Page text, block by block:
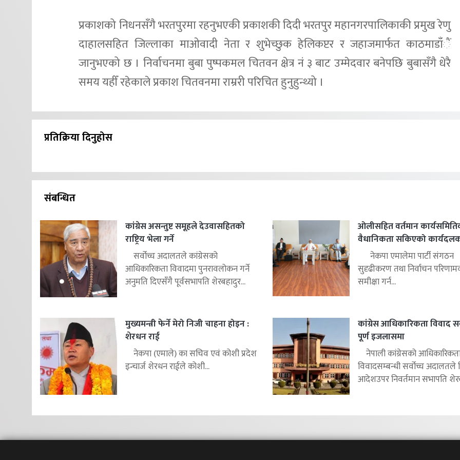
प्रकाशको निधनसँगै भरतपुरमा रहनुभएकी प्रकाशकी दिदी भरतपुर महानगरपालिकाकी प्रमुख रेणु
दाहालसहित जिल्लाका माओवादी नेता र शुभेच्छुक हेलिकप्टर र जहाजमार्फत काठमाडाँैं
जानुभएको छ । निर्वाचनमा बुबा पुष्पकमल चितवन क्षेत्र नं ३ बाट उम्मेदवार बनेपछि बुबासँगै धेरै
समय यहीँ रहेकाले प्रकाश चितवनमा राम्ररी परिचित हुनुहुन्थ्यो ।
प्रतिक्रिया दिनुहोस
संबन्धित
कांग्रेस असन्तुष्ट समूहले देउवासहितको
राष्ट्रिय भेला गर्ने
सर्वोच्च अदालतले कांग्रेसको
आधिकारिकता विवादमा पुनरावलोकन गर्ने
अनुमति दिएसँगै पूर्वसभापति शेरबहादुर...
ओलीसहित वर्तमान
वैधानिकता सकिएको
नेकपा एमालेमा पार्टी संगठन
सुदृढीकरण तथा निर्वाचन
समीक्षा गर्न...
मुख्यमन्त्री फेर्ने मेरो निजी चाहना होइन :
शेरधन राई
नेकपा (एमाले) का सचिव एवं कोशी प्रदेश
इन्चार्ज शेरधन राईले कोशी...
कांग्रेस आधिकारिकता विवाद
पूर्ण इजलासमा
नेपाली कांग्रेसको
विवादसम्बन्धी सर्वोच्च अदालतले
आदेशउपर निवर्तमान सभापति